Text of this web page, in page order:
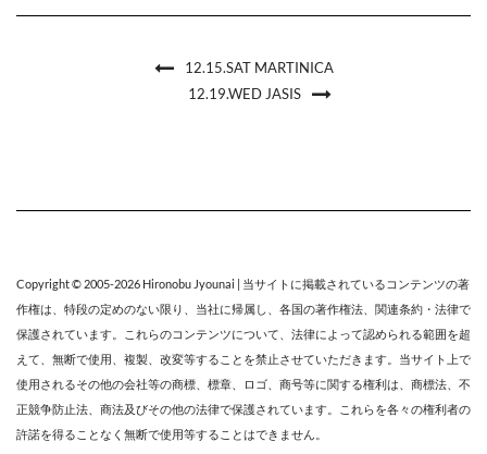
12.15.SAT MARTINICA
12.19.WED JASIS
Copyright © 2005-2026 Hironobu Jyounai | 当サイトに掲載されているコンテンツの著
作権は、特段の定めのない限り、 当社に帰属し、各国の著作権法、関連条約・法律で
保護されています。これらのコンテンツについて、法律によって認められる範囲を超
えて、無断で使用、複製、改変等することを禁止させていただきます。当サイト上で
使用されるその他の会社等の商標、標章、ロゴ、商号等に関する権利は、商標法、不
正競争防止法、商法及びその他の法律で保護されています。これらを各々の権利者の
許諾を得ることなく無断で使用等することはできません。